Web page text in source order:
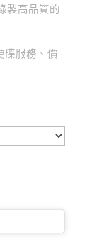
製高品質的
碟服務、價